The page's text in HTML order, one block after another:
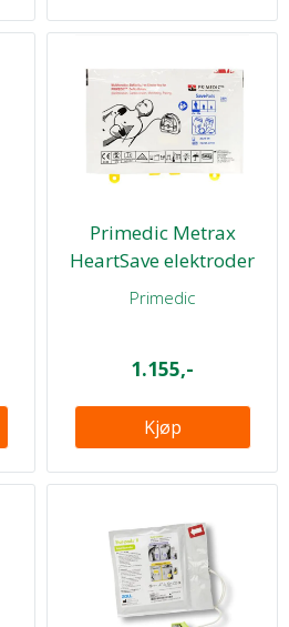
Primedic Metrax
HeartSave elektroder
Primedic
1.155,-
Kjøp